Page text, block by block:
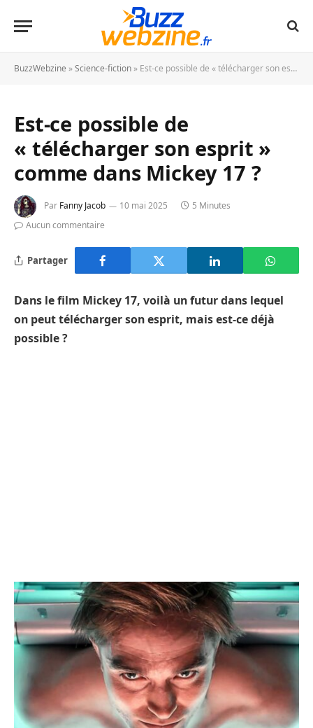
BuzzWebzine »Science-fiction » Est-ce possible de « télécharger son esprit » comme dans Mickey 17 ?
Est-ce possible de
« télécharger son esprit »
comme dans Mickey 17 ?
Par Fanny Jacob 10 mai 2025
5 Minutes
Aucun commentaire
Partager
Dans le film Mickey 17, voilà un futur dans lequel
on peut télécharger son esprit, mais est-ce déjà
possible ?